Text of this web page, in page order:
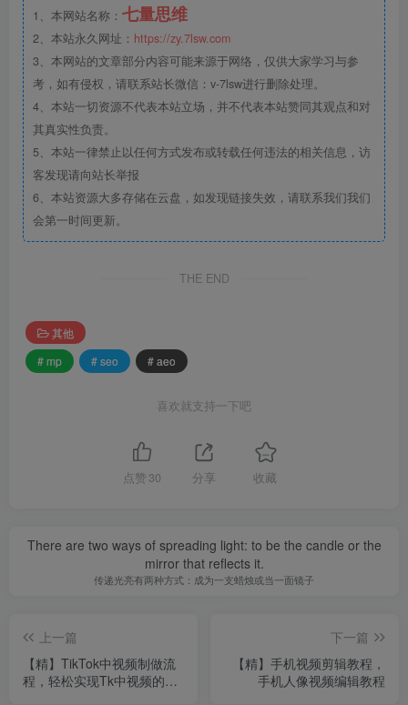
1、本网站名称： 七量思维
2、本站永久网址： https://zy.7lsw.com
3、本网站的文章部分内容可能来源于网络，仅供大家学习与参
考，如有侵权，请联系站长微信：v-7lsw进行删除处理。
4、本站一切资源不代表本站立场，并不代表本站赞同其观点和对
其真实性负责。
5、本站一律禁止以任何方式发布或转载任何违法的相关信息，访
客发现请向站长举报
6、本站资源大多存储在云盘，如发现链接失效，请联系我们我们
会第一时间更新。
THE END
其他
# mp
# seo # aeo
喜欢就支持一下吧
点赞 30 分享 收藏
There are two ways of spreading light: to be the candle or the
mirror that reflects it.
传递光亮有两种方式：成为一支蜡烛或当一面镜子
上一篇
【精】TikTok中视频制做流
程，轻松实现Tk中视频的高
下一篇
【精】手机视频剪辑教程，
手机人像视频编辑教程